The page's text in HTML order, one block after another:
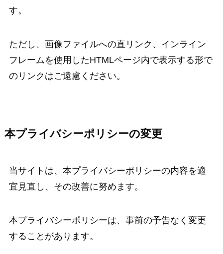
す。
ただし、画像ファイルへの直リンク、インライン
フレームを使用したHTMLページ内で表示する形で
のリンクはご遠慮ください。
本プライバシーポリシーの変更
当サイトは、本プライバシーポリシーの内容を適
宜見直し、その改善に努めます。
本プライバシーポリシーは、事前の予告なく変更
することがあります。